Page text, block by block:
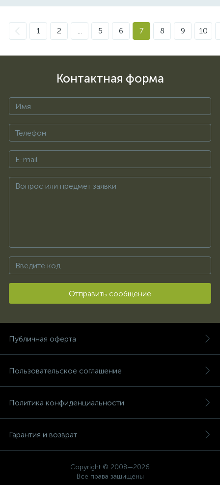
1 2 ... 5 6 7 8 9 10
Контактная форма
Отправить сообщение
Публичная оферта
Пользовательское соглашение
Политика конфиденциальности
Гарантия и возврат
Copyright © 2008—2026
Все права защищены